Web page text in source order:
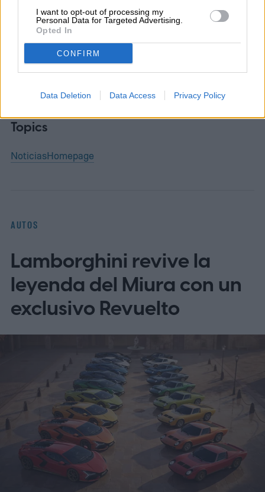
I want to opt-out of processing my
Personal Data for Targeted Advertising.
Opted In
CONFIRM
Data Deletion Data Access Privacy Policy
Juan Garcia
Former Digital Trends Contributor
Topics
NoticiasHomepage
AUTOS
Lamborghini revive la
leyenda del Miura con un
exclusivo Revuelto